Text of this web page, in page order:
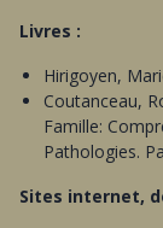
Livres :
Hirigoyen,
Coutanceau,
Famille:
Pathologies.
Sites internet,